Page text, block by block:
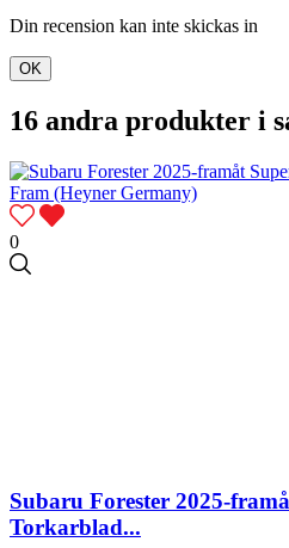
Din recension kan inte skickas in
OK
16 andra produkter i
0
Subaru Forester 2025-
Torkarblad...